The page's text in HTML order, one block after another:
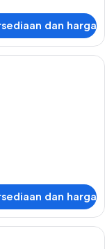
dan harga
dan harga